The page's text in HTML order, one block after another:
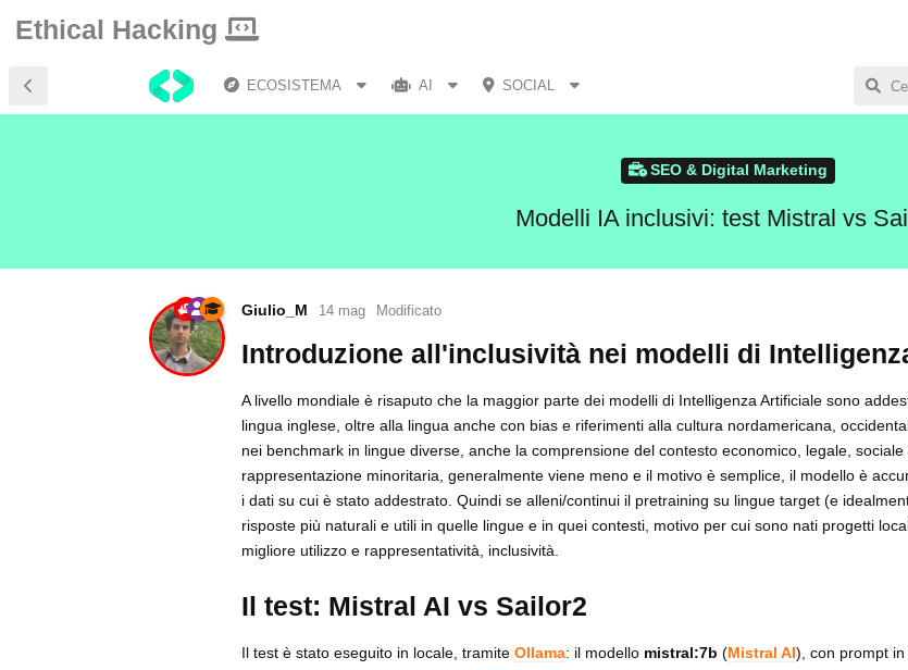
Ethical Hacking
ECOSISTEMA AI SOCIAL
SEO & Digital Marketing
Modelli IA inclusivi: test Mistral vs
Giulio_M 14 mag Modificato
Introduzione all'inclusività nei modelli di
A livello mondiale è risaputo che la maggior parte dei modelli di Intelligenza Artificiale sono
lingua inglese, oltre alla lingua anche con bias e riferimenti alla cultura nordamericana,
nei benchmark in lingue diverse, anche la comprensione del contesto economico, legale, sociale
rappresentazione minoritaria, generalmente viene meno e il motivo è semplice, il modello è
i dati su cui è stato addestrato. Quindi se alleni/continui il pretraining su lingue target (e
risposte più naturali e utili in quelle lingue e in quei contesti, motivo per cui sono nati progetti
migliore utilizzo e rappresentatività, inclusività.
Il test: Mistral AI vs Sailor2
Il test è stato eseguito in locale, tramite Ollama: il modello mistral:7b (Mistral AI), con prompt